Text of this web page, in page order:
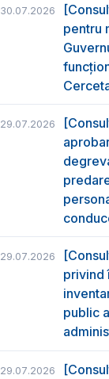
30.07.2026
pentru
29.07.2026
29.07.2026
privind
public
29.07.2026